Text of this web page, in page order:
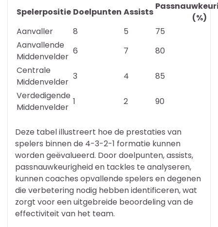
Spelerpositie Doelpunten Assists
(%)
Aanvaller
8 5
75
Aanvallende
Middenvelder
6 7
80
Centrale
Middenvelder
3 4
85
Verdedigende
Middenvelder
1 2 90
Deze tabel illustreert hoe de prestaties van
spelers binnen de 4-3-2-1 formatie kunnen
worden geëvalueerd. Door doelpunten, assists,
passnauwkeurigheid en tackles te analyseren,
kunnen coaches opvallende spelers en degenen
die verbetering nodig hebben identificeren, wat
zorgt voor een uitgebreide beoordeling van de
effectiviteit van het team.